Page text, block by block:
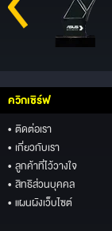
ควิกเซิร์ฟ
• ติดต่อเรา
• เกี่ยวกับเรา
• ลูกค้าที่ไว้วางใจ
• สิทธิส่วนบุคคล
• แผนผังเว็บไซต์